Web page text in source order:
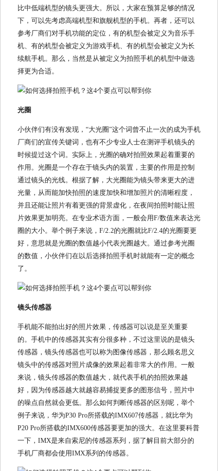
比中低端机型的镜头更强大。所以，大家在预算足够的情况
下，可以先考虑高端机型和旗舰机型的手机。再者，还可以
参考厂商们对手机功能的定位，有的机型会被定义为音乐手
机、有的机型会被定义为游戏手机、有的机型会被定义为长
续航手机。那么，当然是从被定义为拍照手机的机型中做选
择更为合适。
光圈
小伙伴们有没有发现，“大光圈”这个词曾不止一次的成为手机
厂商们的宣传关键词，也有不少专业人士在测评手机镜头的
时候提过这个词。实际上，光圈的确对拍照效果起着重要的
作用。光圈是一个存在于镜头内的装置，主要的作用是控制
通过镜头的光线。根据了解，大光圈能为镜头带来更大的进
光量，从而能加快拍照的速度加快和增加照片的清晰程度，
并且还能让照片有着更强的背景虚化，在夜间拍照时能让照
片效果更加明亮。在专业术语方面，一般会用F/数值来表达光
圈的大小。举个例子来说，F/2.2的光圈就比F/2.4的光圈要更
好，意思就是光圈的数值越小代表光圈越大。通过参考光圈
的数值，小伙伴们在以后选择拍照手机时就能有一定的概念
了。
镜头传感器
手机能不能拍出好的照片效果，传感器可以说是至关重要
的。手机中的传感器其实有分很多种，不过这里说的是镜头
传感器，镜头传感器也可以称为图像传感器，那么顾名思义
镜头中的传感器对照片成像的效果起着非常大的作用。一般
来说，镜头传感器的数值越大，就代表手机的拍照效果越
好，因为传感器越大就越容易捕捉更多的图形信号，照片中
的噪点自然就会更低。那么如何判断传感器的区别呢，举个
例子来说，华为P30 Pro所搭载的IMX607传感器，就比华为
P20 Pro所搭载的IMX600传感器要更加的强大。在这里要科普
一下，IMX是来自索尼的传感器系列，据了解目前大部分的
手机厂商都会使用IMX系列的传感器。